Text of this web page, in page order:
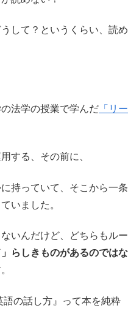
して？というくらい、読め
法学の授業で学んだ 「リー
する、その前に、
持っていて、そこから一条
いました。
いんだけど、どちらもルー
らしきものがあるのではな
の話し方』って本を純粋